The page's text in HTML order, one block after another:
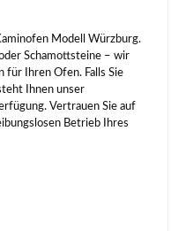
Modell Würzburg.
Schamottsteine – wir
für Ihren Ofen. Falls Sie
Ihnen unser
Vertrauen Sie auf
Betrieb Ihres